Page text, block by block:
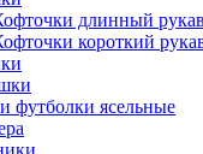
длинный рукав
короткий
футболки ясельные